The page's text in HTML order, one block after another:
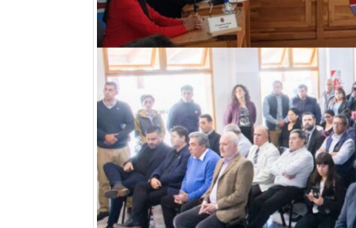
Previous